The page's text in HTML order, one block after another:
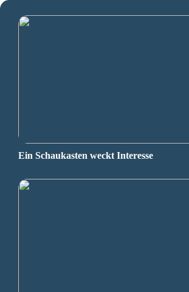
Ein Schaukasten weckt Interesse